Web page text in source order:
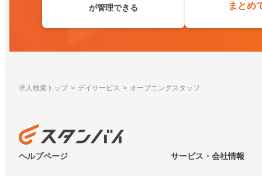
が管理できる まとめ
求人検索トップ デイサービス オープニングスタッフ
ヘルプページ サービス・会社情報